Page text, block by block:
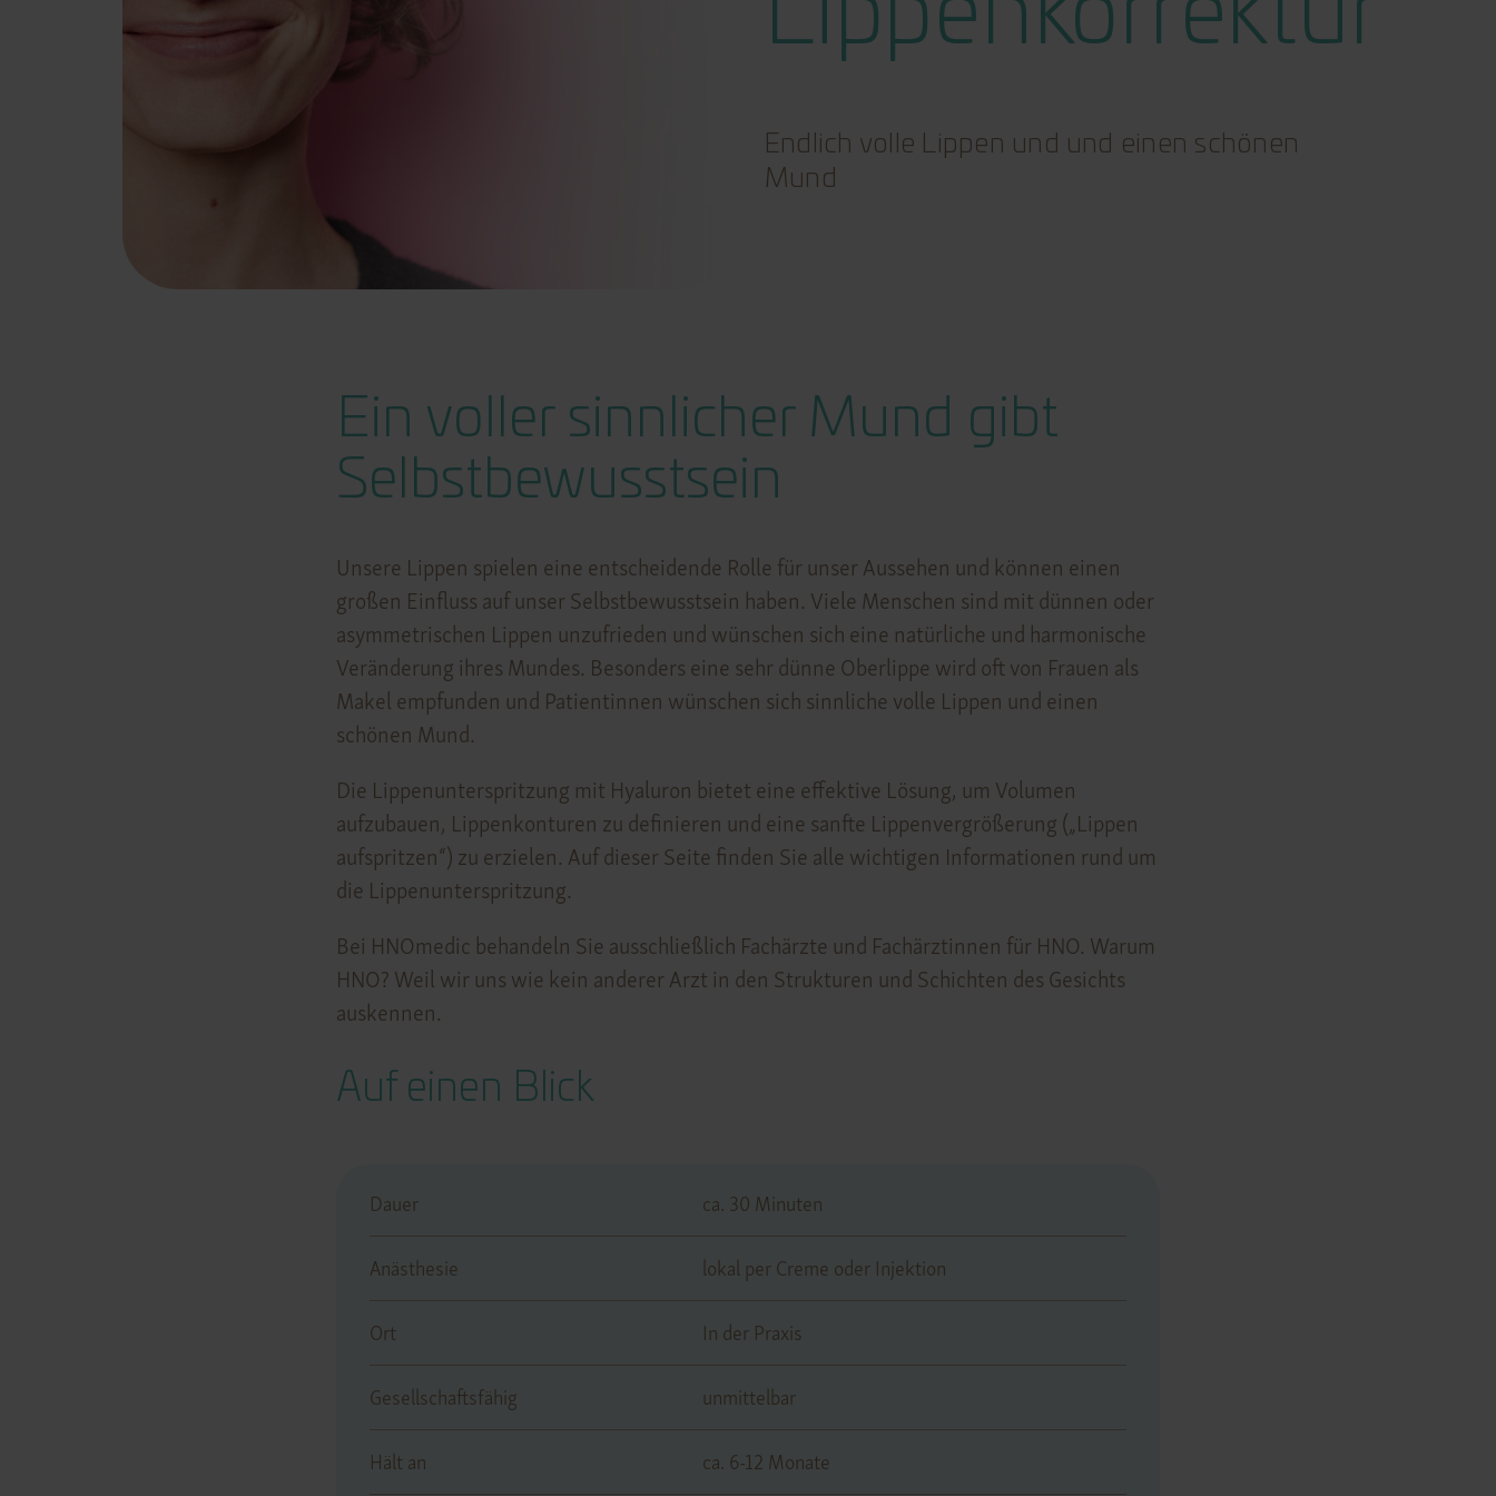
Endlich volle Lippen und und einen schönen
Mund
Ein voller sinnlicher Mund gibt
Selbstbewusstsein
Unsere Lippen spielen eine entscheidende Rolle für unser Aussehen und können einen
großen Einfluss auf unser Selbstbewusstsein haben. Viele Menschen sind mit dünnen oder
asymmetrischen Lippen unzufrieden und wünschen sich eine natürliche und harmonische
Veränderung ihres Mundes. Besonders eine sehr dünne Oberlippe wird oft von Frauen als
Makel empfunden und Patientinnen wünschen sich sinnliche volle Lippen und einen
schönen Mund.
Die Lippenunterspritzung mit Hyaluron bietet eine effektive Lösung, um Volumen
aufzubauen, Lippenkonturen zu definieren und eine sanfte Lippenvergrößerung („Lippen
aufspritzen“) zu erzielen. Auf dieser Seite finden Sie alle wichtigen Informationen rund um
die Lippenunterspritzung.
Bei HNOmedic behandeln Sie ausschließlich Fachärzte und Fachärztinnen für HNO. Warum
HNO? Weil wir uns wie kein anderer Arzt in den Strukturen und Schichten des Gesichts
auskennen.
Auf einen Blick
Dauer ca. 30 Minuten
Anästhesie lokal per Creme oder Injektion
Ort In der Praxis
Gesellschaftsfähig unmittelbar
Hält an ca. 6-12 Monate